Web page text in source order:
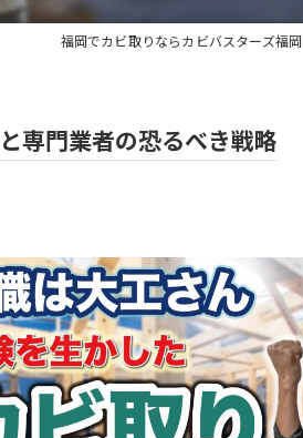
福岡でカビ取りならカビバスターズ福岡
専門業者の恐るべき戦略